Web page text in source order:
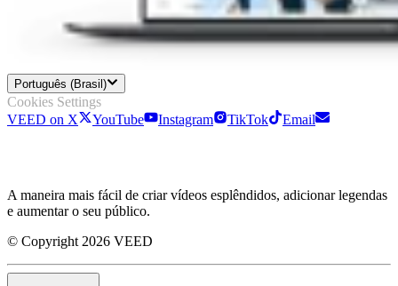
Português (Brasil)
Cookies Settings
VEED on X
YouTube Instagram TikTok Email
A maneira mais fácil de criar vídeos esplêndidos, adicionar legendas
e aumentar o seu público.
© Copyright 2026 VEED